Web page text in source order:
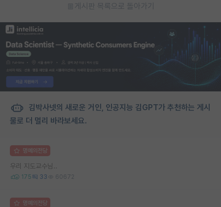
게시판 목록으로 돌아가기
김박사넷의 새로운 거인, 인공지능 김GPT가 추천하는 게시
물로 더 멀리 바라보세요.
명예의전당
우리 지도교수님..
175 33 60672
명예의전당